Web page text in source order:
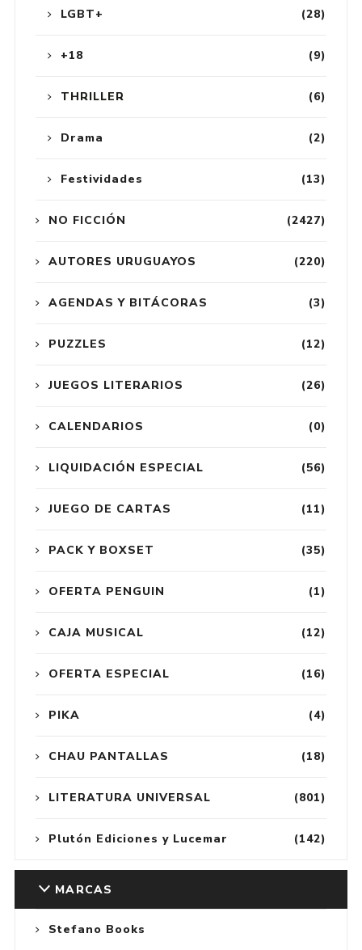
(28)
LGBT+
(9)
+18
(6)
THRILLER
(2)
Drama
(13)
Festividades
(2427)
NO FICCIÓN
(220)
AUTORES URUGUAYOS
(3)
AGENDAS Y BITÁCORAS
(12)
PUZZLES
(26)
JUEGOS LITERARIOS
(0)
CALENDARIOS
(56)
LIQUIDACIÓN ESPECIAL
(11)
JUEGO DE CARTAS
(35)
PACK Y BOXSET
(1)
OFERTA PENGUIN
(12)
CAJA MUSICAL
(16)
OFERTA ESPECIAL
(4)
PIKA
(18)
CHAU PANTALLAS
(801)
LITERATURA UNIVERSAL
(142)
Plutón Ediciones y Lucemar
MARCAS
Stefano Books